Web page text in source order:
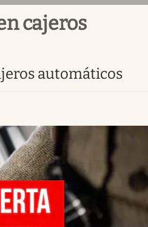
automáticos